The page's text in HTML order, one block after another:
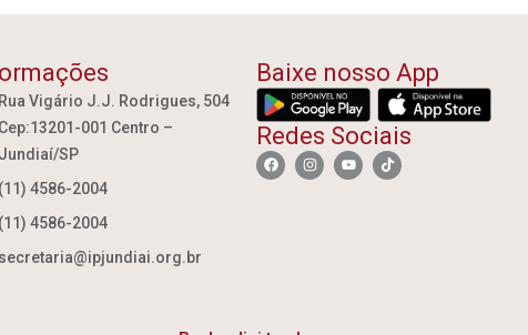
Rua Vigário J.J. Rodrigues, 504
Cep:13201-001 Centro –
Jundiaí/SP
(11) 4586-2004
(11) 4586-2004
secretaria@ipjundiai.org.br
Baixe nosso App
Redes Sociais